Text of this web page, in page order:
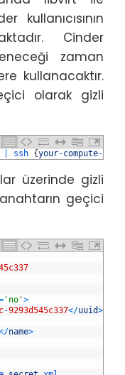
kullanıcısının
Cinder
zaman
kullanacaktır.
olarak gizli
ssh {your-compute-
üzerinde gizli
geçici
'no'>
-9293d545c337</uuid>
/name>